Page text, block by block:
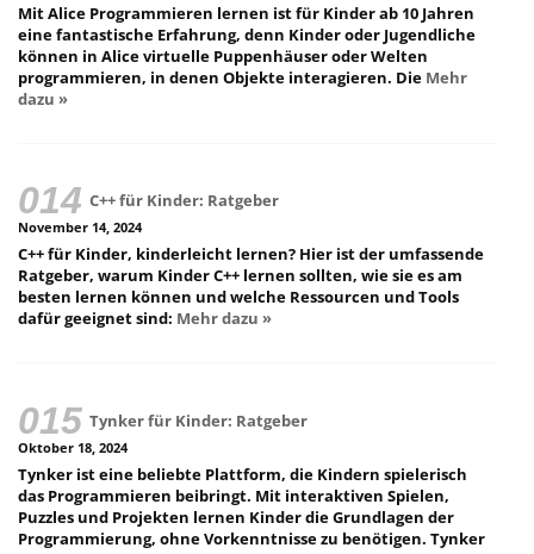
Mit Alice Programmieren lernen ist für Kinder ab 10 Jahren
eine fantastische Erfahrung, denn Kinder oder Jugendliche
können in Alice virtuelle Puppenhäuser oder Welten
programmieren, in denen Objekte interagieren. Die Mehr
dazu »
C++ für Kinder: Ratgeber
November 14, 2024
C++ für Kinder, kinderleicht lernen? Hier ist der umfassende
Ratgeber, warum Kinder C++ lernen sollten, wie sie es am
besten lernen können und welche Ressourcen und Tools
dafür geeignet sind: Mehr dazu »
Tynker für Kinder: Ratgeber
Oktober 18, 2024
Tynker ist eine beliebte Plattform, die Kindern spielerisch
das Programmieren beibringt. Mit interaktiven Spielen,
Puzzles und Projekten lernen Kinder die Grundlagen der
Programmierung, ohne Vorkenntnisse zu benötigen. Tynker